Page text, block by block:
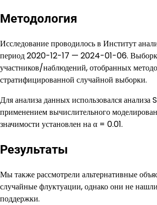
Методология
Исследование проводилось в Институт
период 2020-12-17 — 2024-01-06.
участников/наблюдений, отобранных
стратифицированной случайной выборки.
Для анализа данных использовался
применением вычислительного
значимости установлен на α = 0.01.
Результаты
Мы также рассмотрели альтернативные
случайные флуктуации, однако они не
поддержки.